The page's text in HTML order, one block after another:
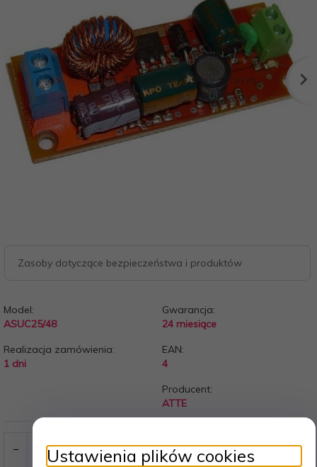
Zasoby dotyczące bezpieczeństwa i produktów
Model:
ASUC25/48
Gwarancja:
24 miesiące
Realizacja zamówienia:
1 dni
EAN:
4
Producent:
ATTE
Ustawienia plików cookies